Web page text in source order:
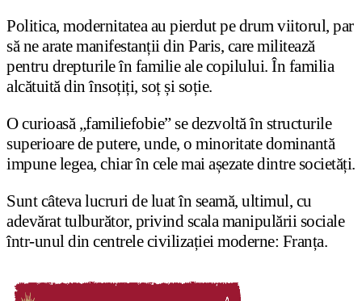
Politica, modernitatea au pierdut pe drum viitorul, par
să ne arate manifestanții din Paris, care militează
pentru drepturile în familie ale copilului. În familia
alcătuită din însoțiți, soț și soție.
O curioasă „familiefobie” se dezvoltă în structurile
superioare de putere, unde, o minoritate dominantă
impune legea, chiar în cele mai așezate dintre societăți.
Sunt câteva lucruri de luat în seamă, ultimul, cu
adevărat tulburător, privind scala manipulării sociale
într-unul din centrele civilizației moderne: Franța.